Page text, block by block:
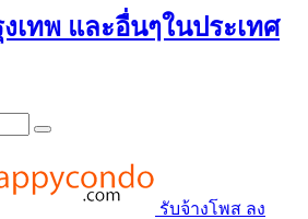
เทพ และอื่นๆในประเทศ
รับจ้างโพส ลง